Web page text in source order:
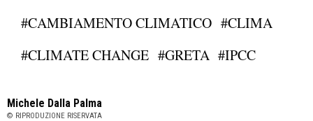
#CAMBIAMENTO CLIMATICO #CLIMA
#CLIMATE CHANGE #GRETA #IPCC
Michele Dalla Palma
© RIPRODUZIONE RISERVATA